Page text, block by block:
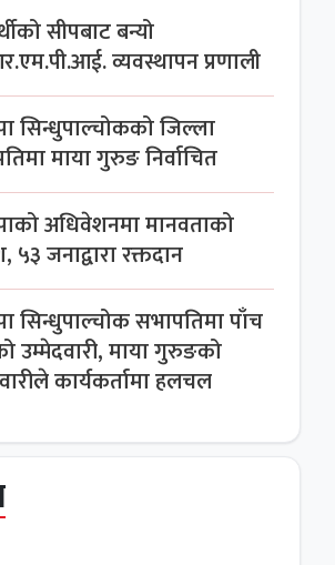
सीपबाट बन्यो
व्यवस्थापन प्रणाली
सिन्धुपाल्चोकको जिल्ला
माया गुरुङ निर्वाचित
अधिवेशनमा मानवताको
५३ जनाद्वारा रक्तदान
सिन्धुपाल्चोक सभापतिमा पाँच
उम्मेदवारी, माया गुरुङको
कार्यकर्तामा हलचल